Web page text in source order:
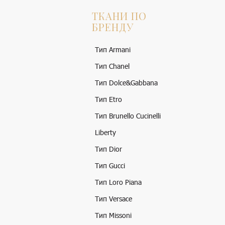
ТКАНИ ПО
БРЕНДУ
Тип Armani
Тип Chanel
Тип Dolce&Gabbana
Тип Etro
Тип Brunello Cucinelli
Liberty
Тип Dior
Тип Gucci
Тип Loro Piana
Тип Versace
Тип Missoni